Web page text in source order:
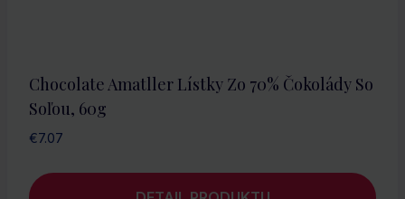
Chocolate Amatller Lístky Zo 70% Čokolády So
Soľou, 60g
€7.07